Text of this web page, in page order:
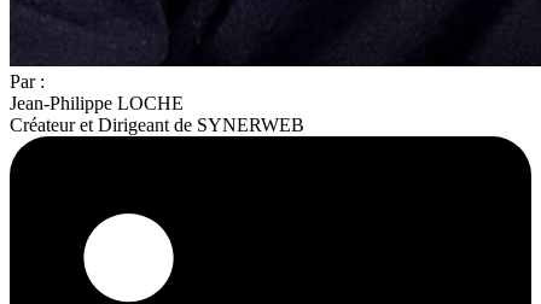
Par :
Jean-Philippe LOCHE
Créateur et Dirigeant de SYNERWEB